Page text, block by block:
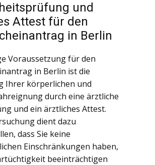
und
Attest für den
in Berlin
Voraussetzung für den
in Berlin ist die
Ihrer körperlichen und
durch eine ärztliche
und ein ärztliches Attest.
dient dazu
dass Sie keine
Einschränkungen haben,
beeinträchtigen